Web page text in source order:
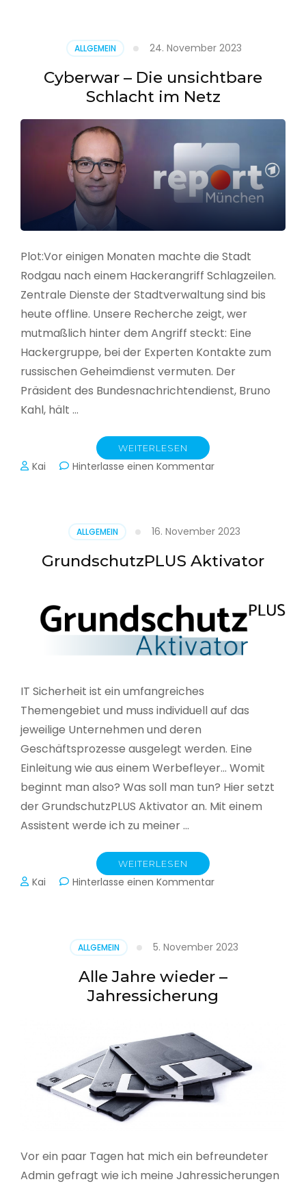
ALLGEMEIN 24. November 2023
Cyberwar – Die unsichtbare
Schlacht im Netz
Plot:Vor einigen Monaten machte die Stadt
Rodgau nach einem Hackerangriff Schlagzeilen.
Zentrale Dienste der Stadtverwaltung sind bis
heute offline. Unsere Recherche zeigt, wer
mutmaßlich hinter dem Angriff steckt: Eine
Hackergruppe, bei der Experten Kontakte zum
russischen Geheimdienst vermuten. Der
Präsident des Bundesnachrichtendienst, Bruno
Kahl, hält …
WEITERLESEN
Kai Hinterlasse einen Kommentarzu
Schlacht
im
Netz
ALLGEMEIN 16. November 2023
GrundschutzPLUS Aktivator
IT Sicherheit ist ein umfangreiches
Themengebiet und muss individuell auf das
jeweilige Unternehmen und deren
Geschäftsprozesse ausgelegt werden. Eine
Einleitung wie aus einem Werbefleyer… Womit
beginnt man also? Was soll man tun? Hier setzt
der GrundschutzPLUS Aktivator an. Mit einem
Assistent werde ich zu meiner …
WEITERLESEN
Kai Hinterlasse einen Kommentarzu
ALLGEMEIN 5. November 2023
Alle Jahre wieder –
Jahressicherung
Vor ein paar Tagen hat mich ein befreundeter
Admin gefragt wie ich meine Jahressicherungen